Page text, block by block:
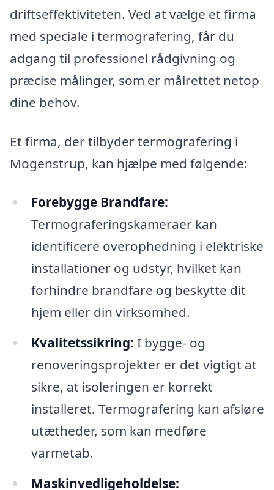
driftseffektiviteten. Ved at vælge et firma
med speciale i termografering, får du
adgang til professionel rådgivning og
præcise målinger, som er målrettet netop
dine behov.
Et firma, der tilbyder termografering i
Mogenstrup, kan hjælpe med følgende:
Forebygge Brandfare:
Termograferingskameraer kan
identificere overophedning i elektriske
installationer og udstyr, hvilket kan
forhindre brandfare og beskytte dit
hjem eller din virksomhed.
Kvalitetssikring: I bygge- og
renoveringsprojekter er det vigtigt at
sikre, at isoleringen er korrekt
installeret. Termografering kan afsløre
utætheder, som kan medføre
varmetab.
Maskinvedligeholdelse: